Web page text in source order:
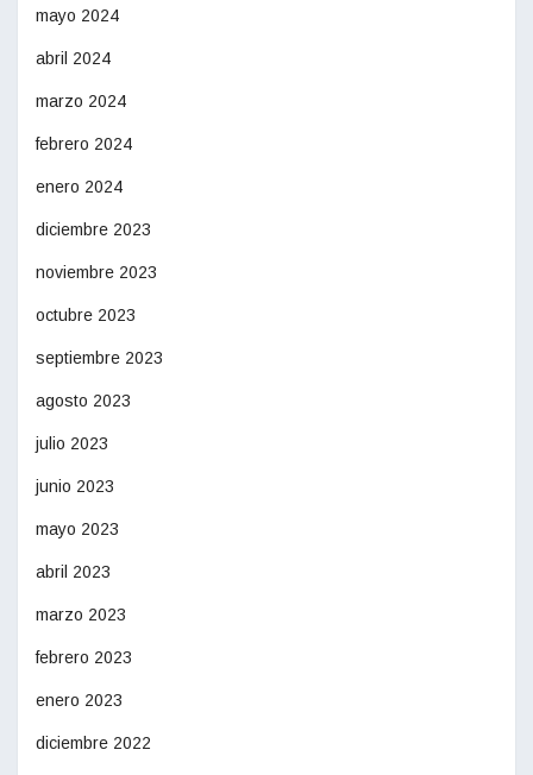
mayo 2024
abril 2024
marzo 2024
febrero 2024
enero 2024
diciembre 2023
noviembre 2023
octubre 2023
septiembre 2023
agosto 2023
julio 2023
junio 2023
mayo 2023
abril 2023
marzo 2023
febrero 2023
enero 2023
diciembre 2022